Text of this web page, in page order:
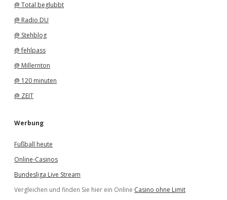
@ Total beglubbt
@ Radio DU
@ Stehblog
@ fehlpass
@ Millernton
@ 120 minuten
@ ZEIT
Werbung
Fußball heute
Online-Casinos
Bundesliga Live Stream
Vergleichen und finden Sie hier ein Online Casino ohne Limit